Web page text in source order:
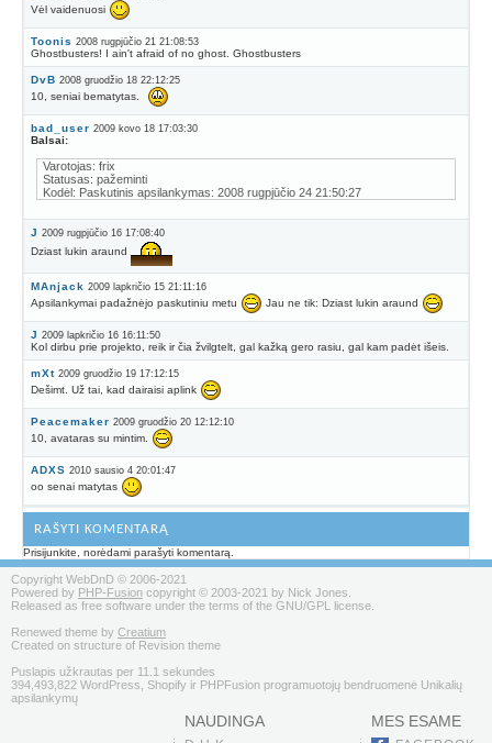
Vėl vaidenuosi
Toonis 2008 rugpjūčio 21 21:08:53
Ghostbusters! I ain't afraid of no ghost. Ghostbusters
DvB 2008 gruodžio 18 22:12:25
10, seniai bematytas.
bad_user 2009 kovo 18 17:03:30
Balsai:
Varotojas: frix
Statusas: pažeminti
Kodėl: Paskutinis apsilankymas: 2008 rugpjūčio 24 21:50:27
J 2009 rugpjūčio 16 17:08:40
Dziast lukin araund
MAnjack 2009 lapkričio 15 21:11:16
Apsilankymai padažnėjo paskutiniu metu Jau ne tik: Dziast lukin araund
J 2009 lapkričio 16 16:11:50
Kol dirbu prie projekto, reik ir čia žvilgtelt, gal kažką gero rasiu, gal kam padėt išeis.
mXt 2009 gruodžio 19 17:12:15
Dešimt. Už tai, kad dairaisi aplink
Peacemaker 2009 gruodžio 20 12:12:10
10, avataras su mintim.
ADXS 2010 sausio 4 20:01:47
oo senai matytas
RAŠYTI KOMENTARĄ
Prisijunkite, norėdami parašyti komentarą.
Copyright WebDnD © 2006-2021
Powered by PHP-Fusion copyright © 2003-2021 by Nick Jones.
Released as free software under the terms of the GNU/GPL license.
Renewed theme by Creatium
Created on structure of Revision theme
Puslapis užkrautas per 11.1 sekundes
394,493,822 WordPress, Shopify ir PHPFusion programuotojų bendruomenė Unikalių
apsilankymų
NAUDINGA MES ESAME